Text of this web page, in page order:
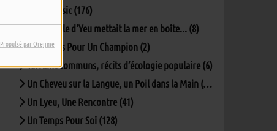
Propulsé par Orejime
Phil's Music (176)
Quand L'île d'Yeu mettait la mer en boîte... (8)
Questions Pour Un Champion (2)
Terrains communs, récits d’écologie populaire (6)
Un Cheveu sur la Langue, un Poil dans la Main (167)
Un Lyeu, Une Rencontre (41)
Un Temps Pour Soi (128)